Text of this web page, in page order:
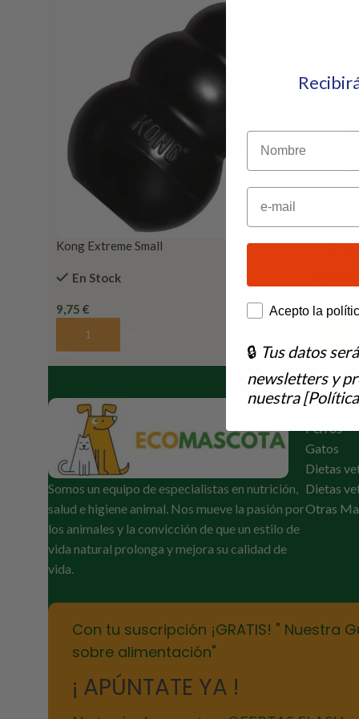
Kong Extreme Small
En Stock
9,75 €
Añadir Al Carrito
Flexi
20,55€
Somos un equipo de especialistas en nutrición,
salud e higiene animal. Nos mueve la pasión por
los animales y la convicción de que un estilo de
vida natural prolonga y mejora su calidad de
vida.
Perros
Gatos
Dietas
Dietas
Otras
Con tu suscripción ¡GRATIS! " Nuestra
sobre alimentación"
¡ APÚNTATE YA !
Nombre
Email
How would you
Acepto la
🔒 Tus datos
newsletters y
nuestra